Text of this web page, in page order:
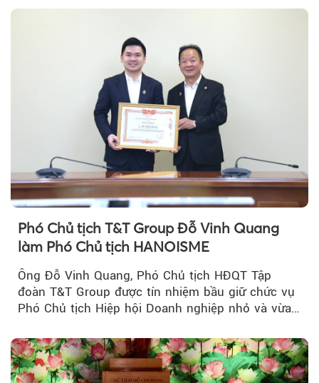
Phó Chủ tịch T&T Group Đỗ Vinh Quang
làm Phó Chủ tịch HANOISME
Ông Đỗ Vinh Quang, Phó Chủ tịch HĐQT Tập
đoàn T&T Group được tín nhiệm bầu giữ chức vụ
Phó Chủ tịch Hiệp hội Doanh nghiệp nhỏ và vừa